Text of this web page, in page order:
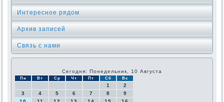
Интересное рядом
Архив записей
Связь с нами
Сегодня: Понедельник, 10 Августа
Пн Вт Ср Чт Пт Сб Вс
1
2
3
4 5 6 7 8
9